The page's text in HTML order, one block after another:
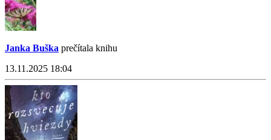
Janka Buška prečítala knihu
13.11.2025 18:04